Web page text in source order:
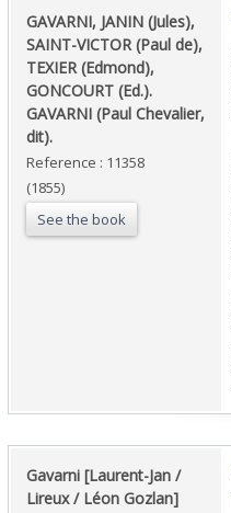
‎GAVARNI, JANIN (Jules),
SAINT-VICTOR (Paul de),
TEXIER (Edmond),
GONCOURT (Ed.).
GAVARNI (Paul Chevalier,
dit). ‎
Reference : 11358
(1855)
See the book
‎Gavarni [Laurent-Jan /
Lireux / Léon Gozlan]‎